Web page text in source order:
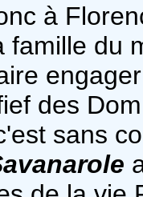
à
famille du
des
sans